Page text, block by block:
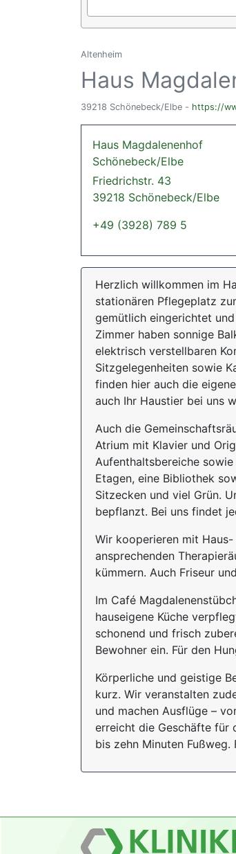
Altenheim
Haus
39218 Schönebeck/Elbe - https://
Haus Magdalenenhof
Schönebeck/Elbe
Friedrichstr. 43
39218 Schönebeck/Elbe
+49 (3928) 789 5
Herzlich willkommen im
stationären Pflegeplatz
gemütlich eingerichtet
Zimmer haben sonnige
elektrisch verstellbaren
Sitzgelegenheiten sowie
finden hier auch die
auch Ihr Haustier bei uns
Auch die
Atrium mit Klavier und
Aufenthaltsbereiche
Etagen, eine Bibliothek
Sitzecken und viel Grün.
bepflanzt. Bei uns findet
Wir kooperieren mit
ansprechenden
kümmern. Auch Friseur
Im Café
hauseigene Küche
schonend und frisch
Bewohner ein. Für den
Körperliche und geistige
kurz. Wir veranstalten
und machen Ausflüge –
erreicht die Geschäfte für
bis zehn Minuten